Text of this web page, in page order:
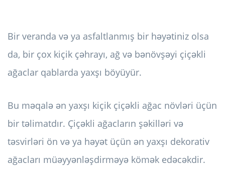
Bir veranda və ya asfaltlanmış bir həyətiniz olsa
da, bir çox kiçik çəhrayı, ağ və bənövşəyi çiçəkli
ağaclar qablarda yaxşı böyüyür.
Bu məqalə ən yaxşı kiçik çiçəkli ağac növləri üçün
bir təlimatdır. Çiçəkli ağacların şəkilləri və
təsvirləri ön və ya həyət üçün ən yaxşı dekorativ
ağacları müəyyənləşdirməyə kömək edəcəkdir.